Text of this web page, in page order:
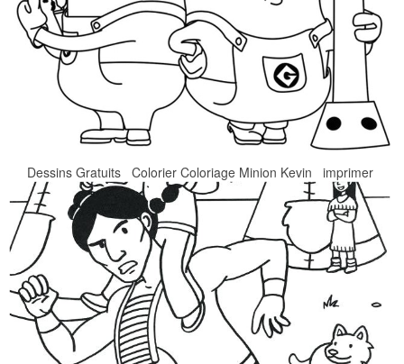
Dessins Gratuits Colorier Coloriage Minion Kevin imprimer